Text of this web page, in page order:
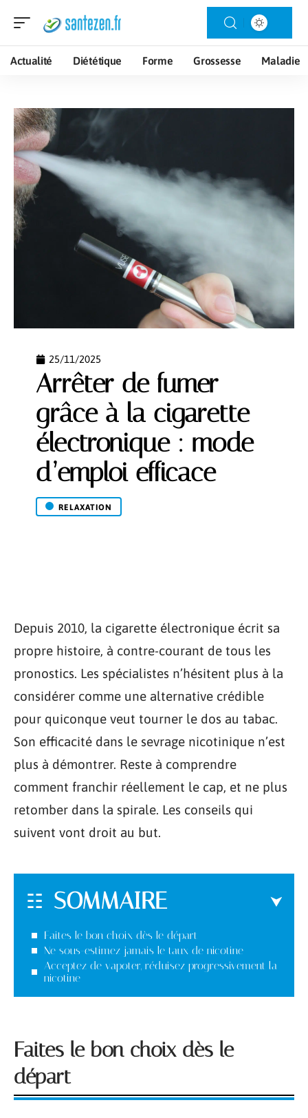
Actualité Diététique Forme Grossesse Maladie
25/11/2025
Arrêter de fumer
grâce à la cigarette
électronique : mode
d’emploi efficace
RELAXATION
Depuis 2010, la cigarette électronique écrit sa
propre histoire, à contre-courant de tous les
pronostics. Les spécialistes n’hésitent plus à la
considérer comme une alternative crédible
pour quiconque veut tourner le dos au tabac.
Son efficacité dans le sevrage nicotinique n’est
plus à démontrer. Reste à comprendre
comment franchir réellement le cap, et ne plus
retomber dans la spirale. Les conseils qui
suivent vont droit au but.
SOMMAIRE
Faites le bon choix dès le départ
Ne sous-estimez jamais le taux de nicotine
Acceptez de vapoter, réduisez progressivement la
nicotine
Faites le bon choix dès le
départ